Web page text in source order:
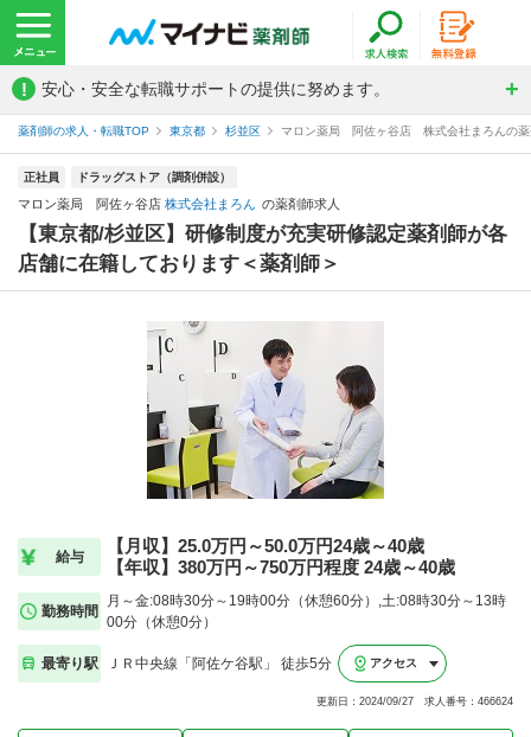
! 安心・安全な転職サポートの提供に努めます。
薬剤師の求人・転職TOP 東京都 杉並区 マロン薬局 阿佐ヶ谷店 株式会社まろんの薬
正社員 ドラッグストア（調剤併設）
マロン薬局 阿佐ヶ谷店 株式会社まろん の薬剤師求人
【東京都/杉並区】研修制度が充実研修認定薬剤師が各
店舗に在籍しております＜薬剤師＞
給与
【月収】25.0万円～50.0万円24歳～40歳
【年収】380万円～750万円程度 24歳～40歳
勤務時間
月～金:08時30分～19時00分（休憩60分）,土:08時30分～13時
00分（休憩0分）
最寄り駅 ＪＲ中央線「阿佐ケ谷駅」 徒歩5分 アクセス
更新日：2024/09/27 求人番号：466624